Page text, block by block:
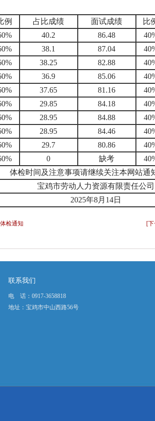
例 占比成绩 面试成绩 比
40.2 86.48
38.1 87.04
38.25 82.88
36.9 85.06
37.65 81.16
29.85 84.18
28.95 84.88
28.95 84.46
29.7 80.86
0 缺考
体检时间及注意事项请继续关注本网站通
宝鸡市劳动人力资源有限责任公司
2025年8月14日
检通知 [
联系我们
电 话：0917-3658818
地址：宝鸡市中山西路56号